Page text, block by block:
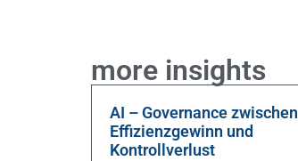
more insights
AI – Governance zwischen
Effizienzgewinn und
Kontrollverlust